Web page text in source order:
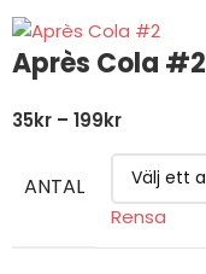
Après Cola #2
35kr – 199kr
ANTAL
Rensa